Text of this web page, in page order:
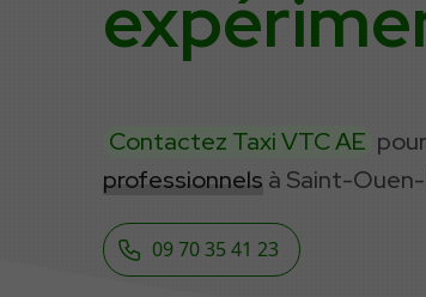
Contactez Taxi VTC AE pour
professionnels à Saint-
09 70 35 41 23